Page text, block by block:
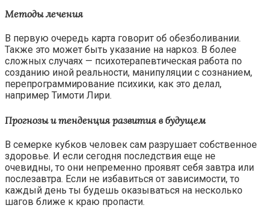
Методы лечения
В первую очередь карта говорит об обезболивании.
Также это может быть указание на наркоз. В более
сложных случаях — психотерапевтическая работа по
созданию иной реальности, манипуляции с сознанием,
перепрограммирование психики, как это делал,
например Тимоти Лири.
Прогнозы и тенденция развития в будущем
В семерке кубков человек сам разрушает собственное
здоровье. И если сегодня последствия еще не
очевидны, то они непременно проявят себя завтра или
послезавтра. Если не избавиться от зависимости, то
каждый день ты будешь оказываться на несколько
шагов ближе к краю пропасти.